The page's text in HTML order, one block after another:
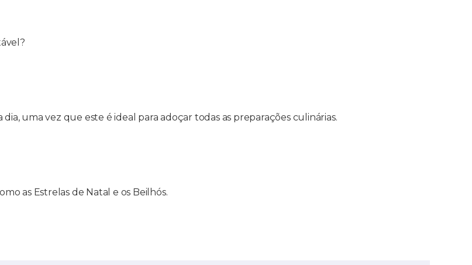
uma vez que este é ideal para adoçar todas as preparações culinárias.
as Estrelas de Natal e os Beilhós.